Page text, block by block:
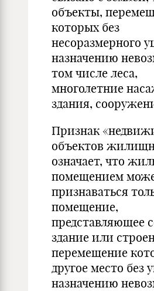
объекты,
которых без
несоразмерного
назначению
том числе леса,
многолетние
здания,
Признак
объектов
означает, что
помещением
признаваться
помещение,
представляющее
здание или
перемещение
другое место без
назначению